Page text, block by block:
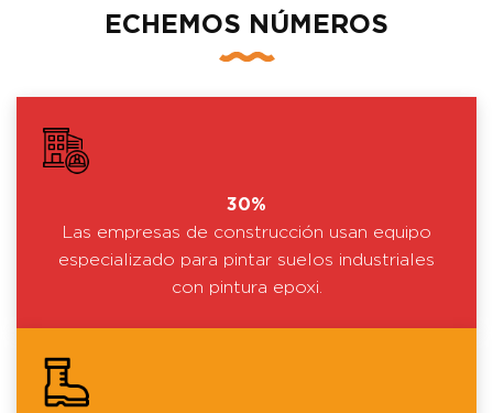
ECHEMOS NÚMEROS
30%
Las empresas de construcción usan equipo
especializado para pintar suelos industriales
con pintura epoxi.